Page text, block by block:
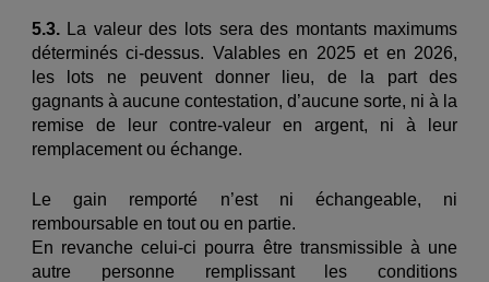
5.3. La valeur des lots sera des montants maximums
déterminés ci-dessus. Valables en 2025 et en 2026,
les lots ne peuvent donner lieu, de la part des
gagnants à aucune contestation, d’aucune sorte, ni à la
remise de leur contre-valeur en argent, ni à leur
remplacement ou échange.
Le gain remporté n’est ni échangeable, ni
remboursable en tout ou en partie.
En revanche celui-ci pourra être transmissible à une
autre personne remplissant les conditions